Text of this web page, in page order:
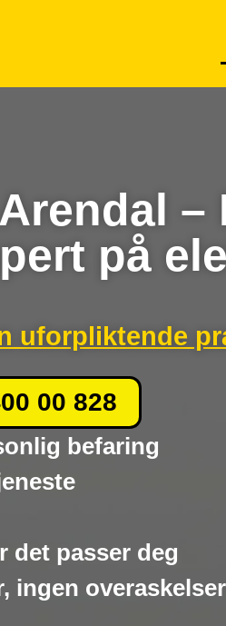
–
på
uforpliktende
00 828
befaring
det passer deg
ingen overaskelser